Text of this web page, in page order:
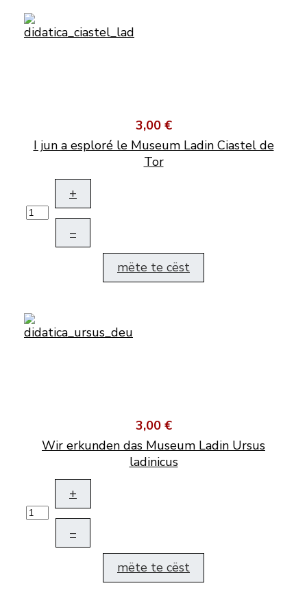
3,00 €
I jun a esploré le Museum Ladin Ciastel de
Tor
+
–
mëte te cëst
3,00 €
Wir erkunden das Museum Ladin Ursus
ladinicus
+
–
mëte te cëst